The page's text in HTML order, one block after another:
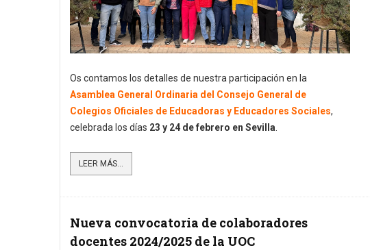
Os contamos los detalles de nuestra participación en la
Asamblea General Ordinaria del Consejo General de
Colegios Oficiales de Educadoras y Educadores Sociales,
celebrada los días 23 y 24 de febrero en Sevilla
LEER MÁS...
Nueva convocatoria de colaboradores
docentes 2024/2025 de la UOC